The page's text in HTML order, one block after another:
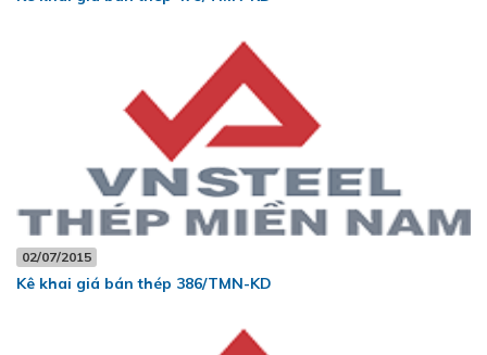
02/07/2015
Kê khai giá bán thép 386/TMN-KD